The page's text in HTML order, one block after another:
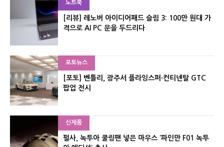
노트북
[리뷰] 레노버 아이디어패드 슬림 3: 100만 원대 가
격으로 AI PC 문을 두드리다
포토뉴스
[포토] 벤틀리, 광주서 플라잉스퍼·컨티넨탈 GTC
팝업 전시
신제품
펄사, 녹투아 쿨링팬 넣은 마우스 ‘파인만 F01 녹투